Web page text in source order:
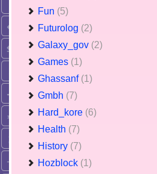
Fun (5)
Futurolog (2)
Galaxy_gov (2)
Games (1)
Ghassanf (1)
Gmbh (7)
Hard_kore (6)
Health (7)
History (7)
Hozblock (1)